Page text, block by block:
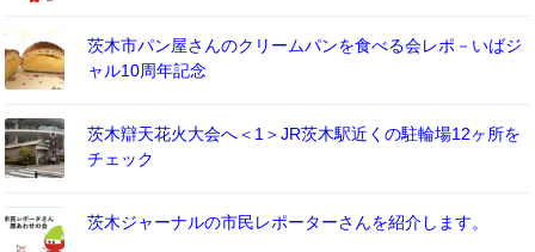
茨木市パン屋さんのクリームパンを食べる会レポ－いばジ
ャル10周年記念
茨木辯天花火大会へ＜1＞JR茨木駅近くの駐輪場12ヶ所を
チェック
茨木ジャーナルの市民レポーターさんを紹介します。